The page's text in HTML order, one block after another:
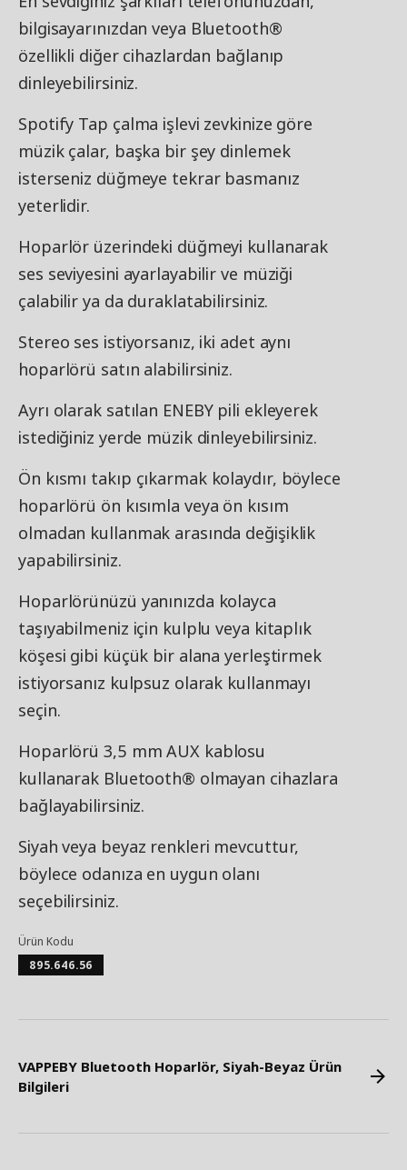
bilgisayarınızdan veya Bluetooth®
özellikli diğer cihazlardan bağlanıp
dinleyebilirsiniz.
Spotify Tap çalma işlevi zevkinize göre
müzik çalar, başka bir şey dinlemek
isterseniz düğmeye tekrar basmanız
yeterlidir.
Hoparlör üzerindeki düğmeyi kullanarak
ses seviyesini ayarlayabilir ve müziği
çalabilir ya da duraklatabilirsiniz.
Stereo ses istiyorsanız, iki adet aynı
hoparlörü satın alabilirsiniz.
Ayrı olarak satılan ENEBY pili ekleyerek
istediğiniz yerde müzik dinleyebilirsiniz.
Ön kısmı takıp çıkarmak kolaydır, böylece
hoparlörü ön kısımla veya ön kısım
olmadan kullanmak arasında değişiklik
yapabilirsiniz.
Hoparlörünüzü yanınızda kolayca
taşıyabilmeniz için kulplu veya kitaplık
köşesi gibi küçük bir alana yerleştirmek
istiyorsanız kulpsuz olarak kullanmayı
seçin.
Hoparlörü 3,5 mm AUX kablosu
kullanarak Bluetooth® olmayan cihazlara
bağlayabilirsiniz.
Siyah veya beyaz renkleri mevcuttur,
böylece odanıza en uygun olanı
seçebilirsiniz.
Ürün Kodu
895.646.56
VAPPEBY Bluetooth Hoparlör, Siyah-Beyaz Ürün
Bilgileri